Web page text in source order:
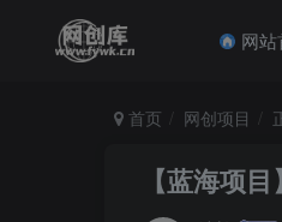
网站
首页 网创项目
【蓝海项